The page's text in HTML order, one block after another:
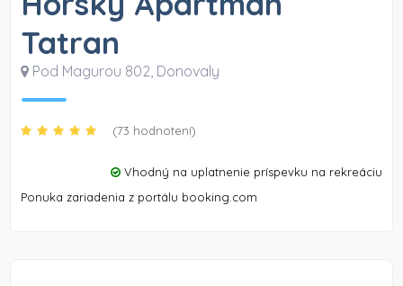
Tatran
Pod Magurou 802, Donovaly
(73 hodnotení)
Vhodný na uplatnenie príspevku na rekreáciu
Ponuka zariadenia z portálu booking.com